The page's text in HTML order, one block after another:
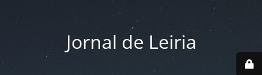
Jornal de Leiria